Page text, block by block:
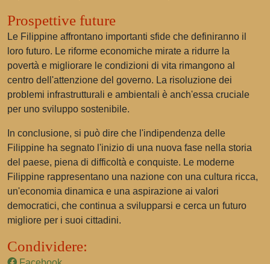
Prospettive future
Le Filippine affrontano importanti sfide che definiranno il
loro futuro. Le riforme economiche mirate a ridurre la
povertà e migliorare le condizioni di vita rimangono al
centro dell'attenzione del governo. La risoluzione dei
problemi infrastrutturali e ambientali è anch'essa cruciale
per uno sviluppo sostenibile.
In conclusione, si può dire che l'indipendenza delle
Filippine ha segnato l'inizio di una nuova fase nella storia
del paese, piena di difficoltà e conquiste. Le moderne
Filippine rappresentano una nazione con una cultura ricca,
un'economia dinamica e una aspirazione ai valori
democratici, che continua a svilupparsi e cerca un futuro
migliore per i suoi cittadini.
Condividere: